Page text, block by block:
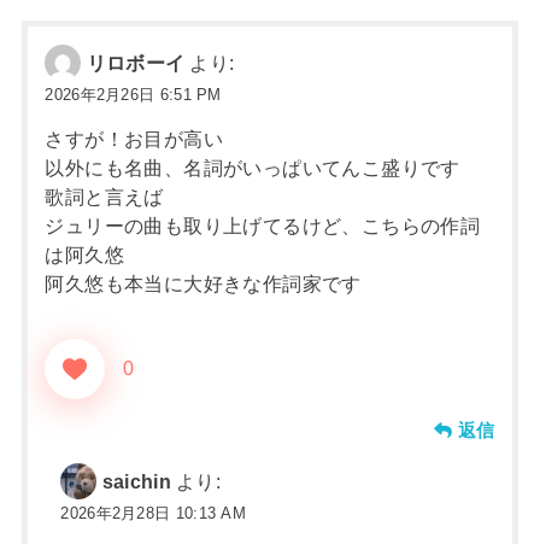
リロボーイ より:
2026年2月26日 6:51 PM
さすが！お目が高い
以外にも名曲、名詞がいっぱいてんこ盛りです
歌詞と言えば
ジュリーの曲も取り上げてるけど、こちらの作詞
は阿久悠
阿久悠も本当に大好きな作詞家です
0
返信
saichin より:
2026年2月28日 10:13 AM